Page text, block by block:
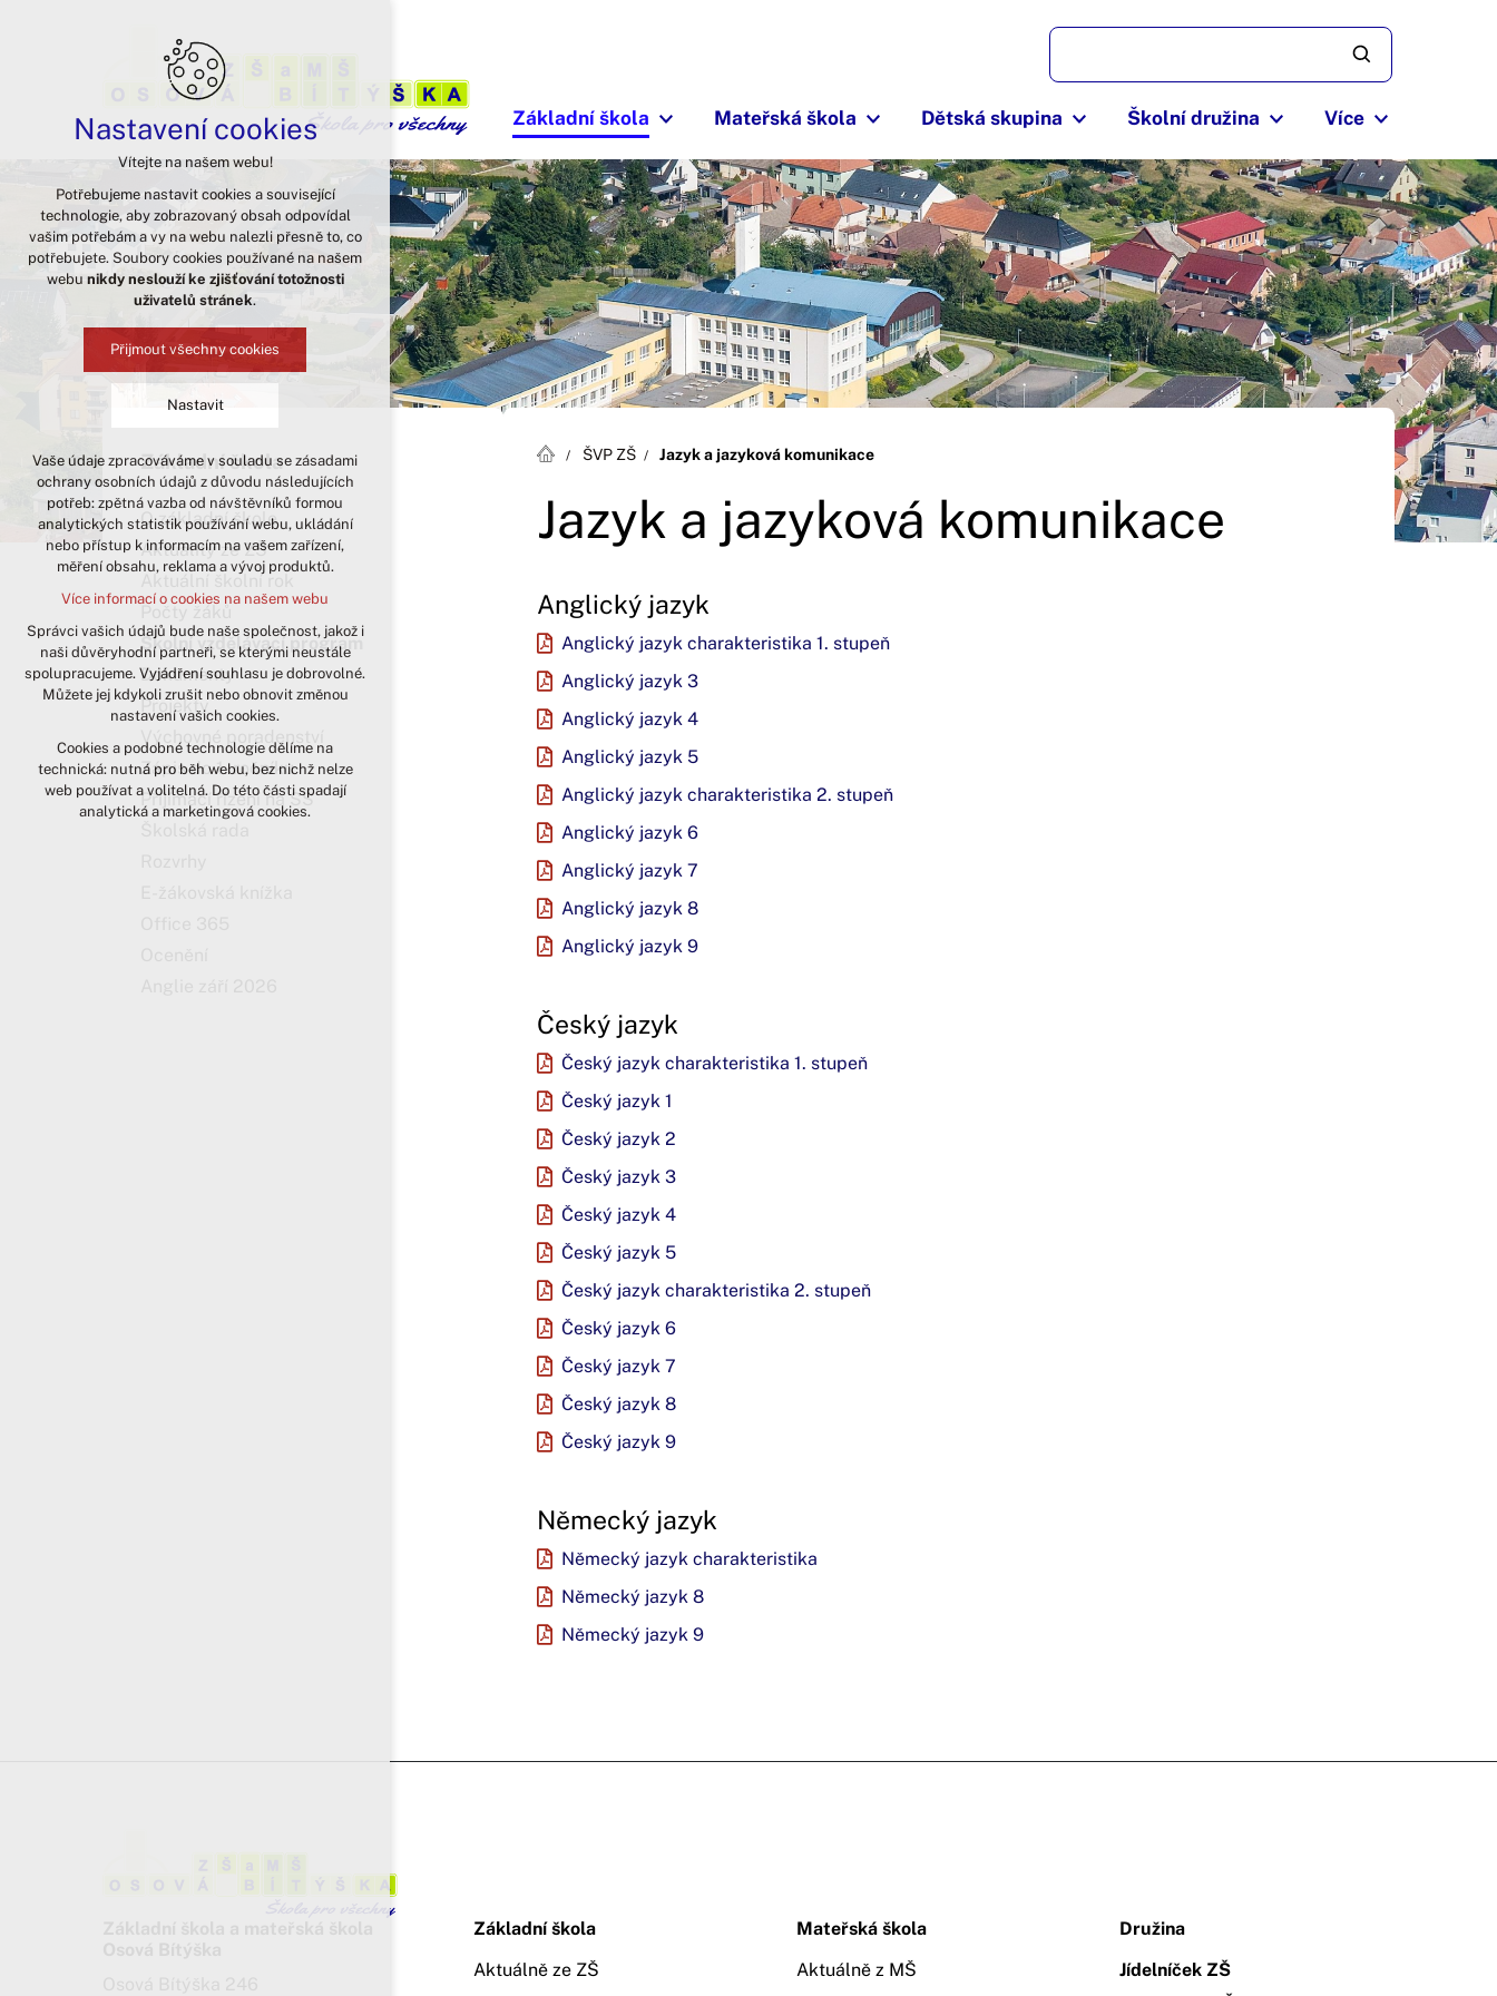
Základní škola Mateřská škola Dětská skupina Školní družina Více
ŠVP ZŠ Jazyk a jazyková komunikace
Jazyk a jazyková komunikace
Anglický jazyk
Anglický jazyk charakteristika 1. stupeň
Anglický jazyk 3
Anglický jazyk 4
Anglický jazyk 5
Anglický jazyk charakteristika 2. stupeň
Anglický jazyk 6
Anglický jazyk 7
Anglický jazyk 8
Anglický jazyk 9
Český jazyk
Český jazyk charakteristika 1. stupeň
Český jazyk 1
Český jazyk 2
Český jazyk 3
Český jazyk 4
Český jazyk 5
Český jazyk charakteristika 2. stupeň
Český jazyk 6
Český jazyk 7
Český jazyk 8
Český jazyk 9
Německý jazyk
Německý jazyk charakteristika
Německý jazyk 8
Německý jazyk 9
Základní škola
O základní škole
Aktuality ze ZŠ
Aktuální školní rok
Školní vzdělávací program
Dokumenty
Projekty
Výchovné poradenství
Zápis do 1. ročníku
Přijímací řízení na SŠ
Základní škola
Aktuálně ze ZŠ
Mateřská škola
Aktuálně z MŠ
Družina
Jídelníček ZŠ
Nastavení cookies
Vítejte na našem webu!
Potřebujeme nastavit cookies a související
technologie, aby zobrazovaný obsah odpovídal
vašim potřebám a vy na webu nalezli přesně to, co
potřebujete. Soubory cookies používané na našem
webu nikdy neslouží ke zjišťování totožnosti
uživatelů stránek.
Přijmout všechny cookies
Nastavit
Technická cookies
nutná pro provozování webu
udržení kontextu stránek (session):
případná přihlášení, volby jazyka, apod.
analytická pro anonymizované
vyhodnocení návštěvnosti
marketingová cookies (Google)
Více informací o cookies na našem webu
Přijmout všechny cookies
Odmítnout vše
Vaše údaje zpracováváme v souladu se zásadami
ochrany osobních údajů z důvodu následujících
potřeb: zpětná vazba od návštěvníků formou
analytických statistik používání webu, ukládání
nebo přístup k informacím na vašem zařízení,
měření obsahu, reklama a vývoj produktů.
Více informací o cookies na našem webu
Správci vašich údajů bude naše společnost, jakož i
naši důvěryhodní partneři, se kterými neustále
spolupracujeme. Vyjádření souhlasu je dobrovolné.
Můžete jej kdykoli zrušit nebo obnovit změnou
nastavení vašich cookies.
Cookies a podobné technologie dělíme na
technická: nutná pro běh webu, bez nichž nelze
web používat a volitelná. Do této části spadají
analytická a marketingová cookies.